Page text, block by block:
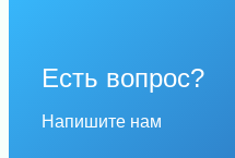
Есть вопрос?
Напишите нам